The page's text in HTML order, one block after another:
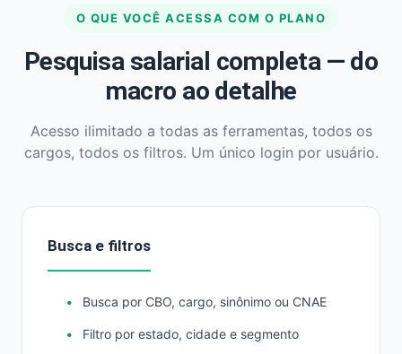
O QUE VOCÊ ACESSA COM O PLANO
Pesquisa salarial completa — do
macro ao detalhe
Acesso ilimitado a todas as ferramentas, todos os
cargos, todos os filtros. Um único login por usuário.
Busca e filtros
Busca por CBO, cargo, sinônimo ou CNAE
Filtro por estado, cidade e segmento